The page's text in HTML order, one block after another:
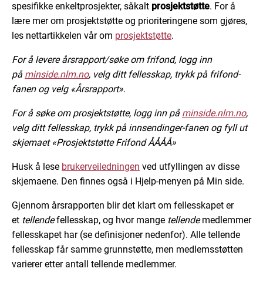
spesifikke enkeltprosjekter, såkalt prosjektstøtte. For å
lære mer om prosjektstøtte og prioriteringene som gjøres,
les nettartikkelen vår om prosjektstøtte.
For å levere årsrapport/søke om frifond, logg inn
på minside.nlm.no, velg ditt fellesskap, trykk på frifond-
fanen og velg «Årsrapport».
For å søke om prosjektstøtte, logg inn på minside.nlm.no,
velg ditt fellesskap, trykk på innsendinger-fanen og fyll ut
skjemaet «Prosjektstøtte Frifond ÅÅÅÅ»
Husk å lese brukerveiledningen ved utfyllingen av disse
skjemaene. Den finnes også i Hjelp-menyen på Min side.
Gjennom årsrapporten blir det klart om fellesskapet er
et tellendefellesskap, og hvor mange tellendemedlemmer
fellesskapet har (se definisjoner nedenfor). Alle tellende
fellesskap får samme grunnstøtte, men medlemsstøtten
varierer etter antall tellende medlemmer.